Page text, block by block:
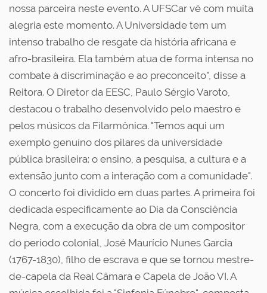
nossa parceira neste evento. A UFSCar vê com muita
alegria este momento. A Universidade tem um
intenso trabalho de resgate da história africana e
afro-brasileira. Ela também atua de forma intensa no
combate à discriminação e ao preconceito", disse a
Reitora. O Diretor da EESC, Paulo Sérgio Varoto,
destacou o trabalho desenvolvido pelo maestro e
pelos músicos da Filarmônica. "Temos aqui um
exemplo genuíno dos pilares da universidade
pública brasileira: o ensino, a pesquisa, a cultura e a
extensão junto com a interação com a comunidade".
O concerto foi dividido em duas partes. A primeira foi
dedicada especificamente ao Dia da Consciência
Negra, com a execução da obra de um compositor
do período colonial, José Maurício Nunes Garcia
(1767-1830), filho de escrava e que se tornou mestre-
de-capela da Real Câmara e Capela de João VI. A